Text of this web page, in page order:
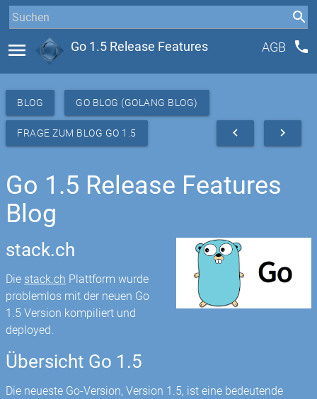
menu Go 1.5 Release Features AGB phone
BLOG GO BLOG (GOLANG BLOG)
FRAGE ZUM BLOG GO 1.5 navigate_next
navigate_before
Go 1.5 Release Features
Blog
stack.ch
Die stack.ch Plattform wurde
problemlos mit der neuen Go
1.5 Version kompiliert und
deployed.
Übersicht Go 1.5
Die neueste Go-Version, Version 1.5, ist eine bedeutende